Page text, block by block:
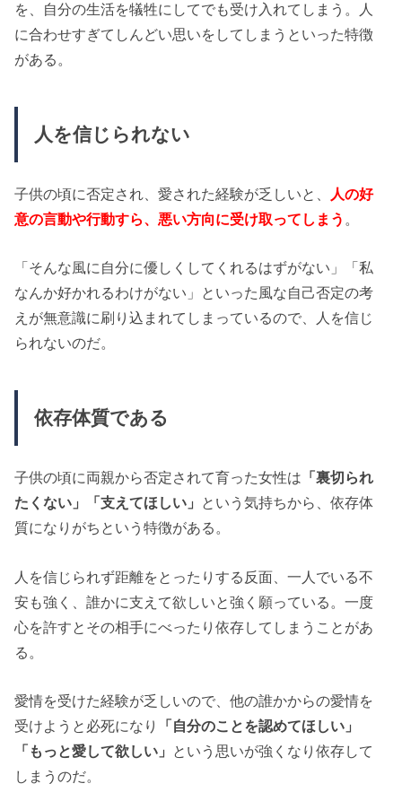
を、自分の生活を犠牲にしてでも受け入れてしまう。人
に合わせすぎてしんどい思いをしてしまうといった特徴
がある。
人を信じられない
子供の頃に否定され、愛された経験が乏しいと、
人の好
意の言動や行動すら、悪い方向に受け取ってしまう 。
「そんな風に自分に優しくしてくれるはずがない」「私
なんか好かれるわけがない」といった風な自己否定の考
えが無意識に刷り込まれてしまっているので、人を信じ
られないのだ。
依存体質である
子供の頃に両親から否定されて育った女性は 「裏切られ
たくない」「支えてほしい」 という気持ちから、依存体
質になりがちという特徴がある。
人を信じられず距離をとったりする反面、一人でいる不
安も強く、誰かに支えて欲しいと強く願っている。一度
心を許すとその相手にべったり依存してしまうことがあ
る。
愛情を受けた経験が乏しいので、他の誰かからの愛情を
受けようと必死になり
「自分のことを認めてほしい」
「もっと愛して欲しい」 という思いが強くなり依存して
しまうのだ。